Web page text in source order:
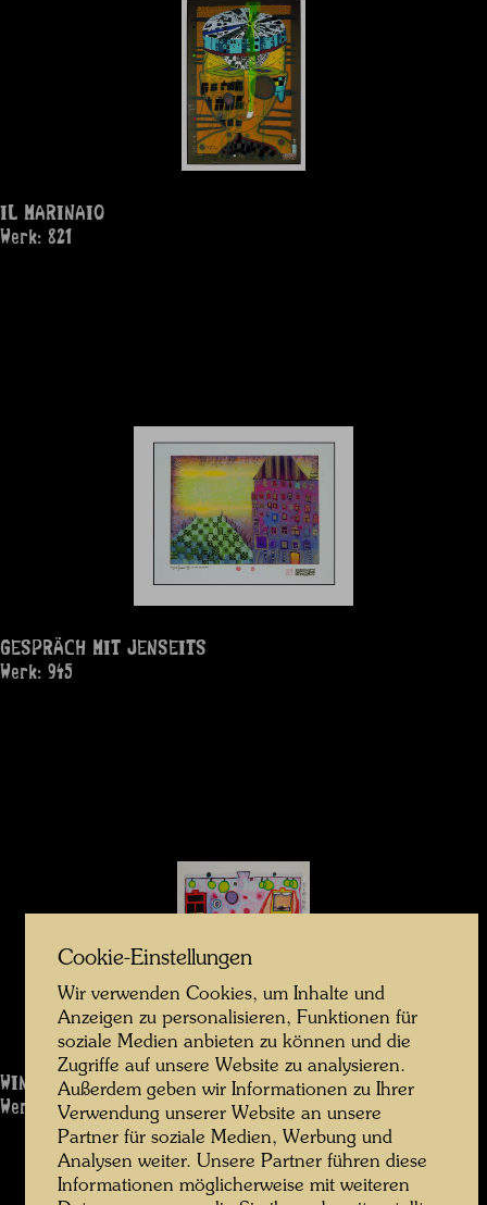
IL MARINAIO
Werk: 821
GESPRÄCH MIT JENSEITS
Werk: 945
WINDOW RIGHT
Werk: 890
Cookie-Einstellungen
Wir verwenden Cookies, um Inhalte und
Anzeigen zu personalisieren, Funktionen für
soziale Medien anbieten zu können und die
Zugriffe auf unsere Website zu analysieren.
Außerdem geben wir Informationen zu Ihrer
Verwendung unserer Website an unsere
Partner für soziale Medien, Werbung und
Analysen weiter. Unsere Partner führen diese
Informationen möglicherweise mit weiteren